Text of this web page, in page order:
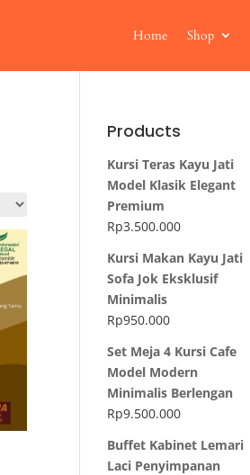
Home Shop
Products
Kursi Teras Kayu Jati
Model Klasik Elegant
Premium
Rp3.500.000
Kursi Makan Kayu Jati
Sofa Jok Eksklusif
Minimalis
Rp950.000
Set Meja 4 Kursi Cafe
Model Modern
Minimalis Berlengan
Rp9.500.000
Buffet Kabinet Lemari
Laci Penyimpanan